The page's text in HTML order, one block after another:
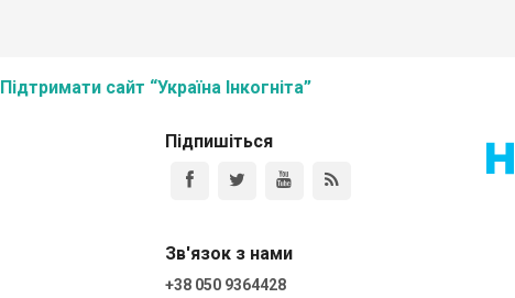
Підтримати сайт “Україна Інкогніта”
Підпишіться
Зв'язок з нами
+38 050 9364428